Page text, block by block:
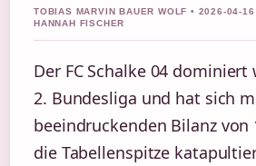
TOBIAS MARVIN BAUER WOLF • 2026-04-16
HANNAH FISCHER
Der FC Schalke 04
2. Bundesliga und hat sich
beeindruckenden Bilanz von
die Tabellenspitze